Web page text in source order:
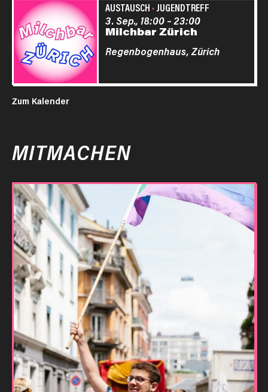
AUSTAUSCH · JUGENDTREFF
Milchbar Zürich
3. Sep., 18:00–23:00
Regenbogenhaus, Zürich
Zum Kalender
MITMACHEN